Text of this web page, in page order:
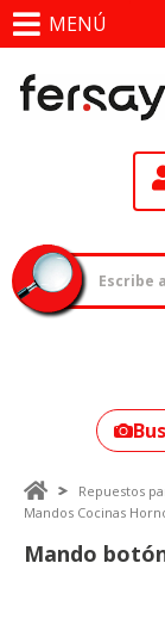
MENÚ
Repuestos
Mandos Cocinas
Mando